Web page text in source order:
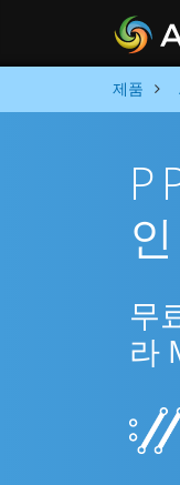
제품
무
라